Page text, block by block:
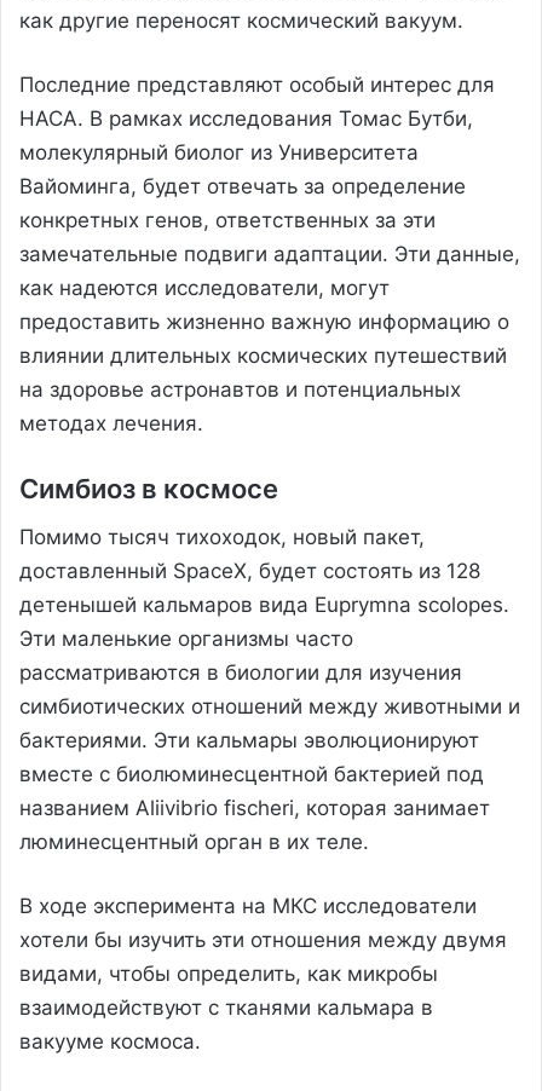
как другие переносят космический вакуум.
Последние представляют особый интерес для
НАСА. В рамках исследования Томас Бутби,
молекулярный биолог из Университета
Вайоминга, будет отвечать за определение
конкретных генов, ответственных за эти
замечательные подвиги адаптации. Эти данные,
как надеются исследователи, могут
предоставить жизненно важную информацию о
влиянии длительных космических путешествий
на здоровье астронавтов и потенциальных
методах лечения.
Симбиоз в космосе
Помимо тысяч тихоходок, новый пакет,
доставленный SpaceX, будет состоять из 128
детенышей кальмаров вида Euprymna scolopes.
Эти маленькие организмы часто
рассматриваются в биологии для изучения
симбиотических отношений между животными и
бактериями. Эти кальмары эволюционируют
вместе с биолюминесцентной бактерией под
названием Aliivibrio fischeri, которая занимает
люминесцентный орган в их теле.
В ходе эксперимента на МКС исследователи
хотели бы изучить эти отношения между двумя
видами, чтобы определить, как микробы
взаимодействуют с тканями кальмара в
вакууме космоса.